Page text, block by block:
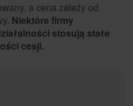
a cena zależy od
Niektóre firmy
stosują stałe
cesji.